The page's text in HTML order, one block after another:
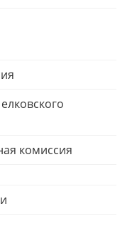
комиссия